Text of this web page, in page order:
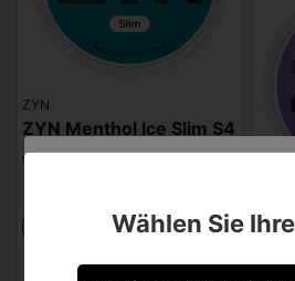
ZYN
ZYN Menthol Ice Slim S4
€ 4,49
+
Sind Sie über 18
Leider können Sie Ihre Daten
Wählen Sie